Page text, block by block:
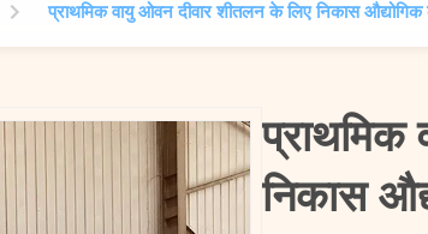
प्राथमिक वायु ओवन दीवार शीतलन के लिए निकास
प्राथमिक
निकास
प्राथमिक
निकास